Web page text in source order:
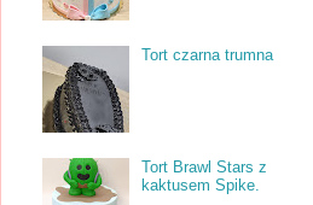
Tort czarna trumna
Tort Brawl Stars z
kaktusem Spike.